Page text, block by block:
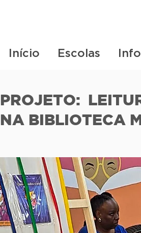
Início Escolas
PROJETO:
NA BIBLIOTECA